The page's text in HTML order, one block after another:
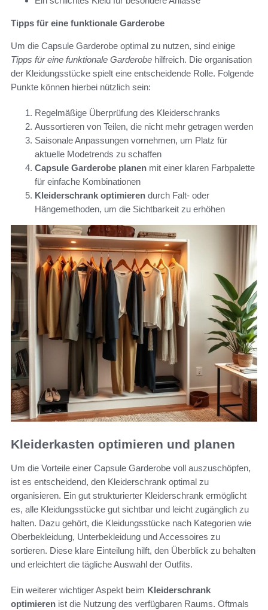
Tipps für eine funktionale Garderobe
Um die Capsule Garderobe optimal zu nutzen, sind einige
Tipps für eine funktionale Garderobe hilfreich. Die organisation
der Kleidungsstücke spielt eine entscheidende Rolle. Folgende
Punkte können hierbei nützlich sein:
Regelmäßige Überprüfung des Kleiderschranks
Aussortieren von Teilen, die nicht mehr getragen werden
Saisonale Anpassungen vornehmen, um Platz für
aktuelle Modetrends zu schaffen
Capsule Garderobe planen mit einer klaren Farbpalette
für einfache Kombinationen
Kleiderschrank optimieren durch Falt- oder
Hängemethoden, um die Sichtbarkeit zu erhöhen
Kleiderkasten optimieren und planen
Um die Vorteile einer Capsule Garderobe voll auszuschöpfen,
ist es entscheidend, den Kleiderschrank optimal zu
organisieren. Ein gut strukturierter Kleiderschrank ermöglicht
es, alle Kleidungsstücke gut sichtbar und leicht zugänglich zu
halten. Dazu gehört, die Kleidungsstücke nach Kategorien wie
Oberbekleidung, Unterbekleidung und Accessoires zu
sortieren. Diese klare Einteilung hilft, den Überblick zu behalten
und erleichtert die tägliche Auswahl der Outfits.
Ein weiterer wichtiger Aspekt beim Kleiderschrank
optimieren ist die Nutzung des verfügbaren Raums. Oftmals